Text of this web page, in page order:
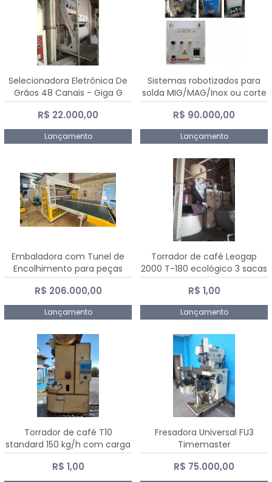
Selecionadora Eletrônica De
Grãos 48 Canais - Giga G
10000
R$ 22.000,00
Lançamento
Sistemas robotizados para
solda MIG/MAG/Inox ou corte
plasma
R$ 90.000,00
Lançamento
Embaladora com Tunel de
Encolhimento para peças
grandes portas janelas -
Dalmak
R$ 206.000,00
Lançamento
Torrador de café Leogap
2000 T-180 ecológico 3 sacas
de carga 540 kg/h
R$ 1,00
Lançamento
Torrador de café T10
standard 150 kg/h com carga
de 10 kg
R$ 1,00
Fresadora Universal FU3
Timemaster
R$ 75.000,00